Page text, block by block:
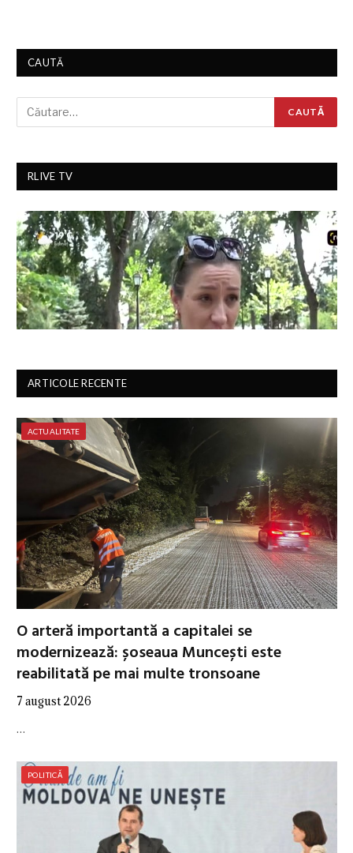
CAUTĂ
RLIVE TV
ARTICOLE RECENTE
ACTUALITATE
O arteră importantă a capitalei se
modernizează: șoseaua Muncești este
reabilitată pe mai multe tronsoane
7 august 2026
…
POLITICĂ